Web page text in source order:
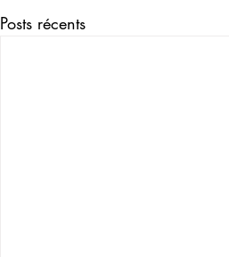
Posts récents